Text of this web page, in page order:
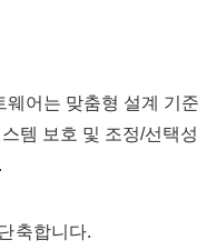
웨어는 맞춤형 설계 기준
템 보호 및 조정/선택성
축합니다.